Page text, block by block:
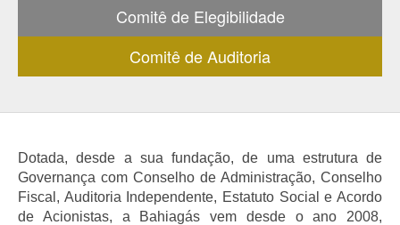
Comitê de Elegibilidade
Comitê de Auditoria
Dotada, desde a sua fundação, de uma estrutura de
Governança com Conselho de Administração, Conselho
Fiscal, Auditoria Independente, Estatuto Social e Acordo
de Acionistas, a Bahiagás vem desde o ano 2008,